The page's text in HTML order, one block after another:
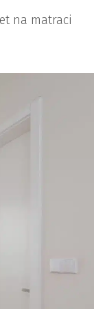
na matraci